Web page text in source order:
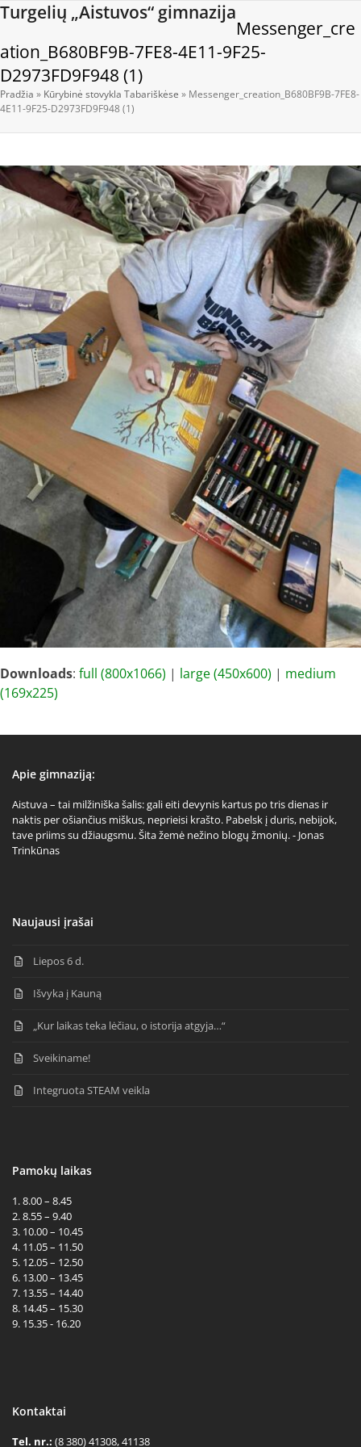
Skip
content
Turgelių „Aistuvos“ gimnazija
Open
mobile
menu
Close
mobile
menu
Messenger_cre
ation_B680BF9B-7FE8-4E11-9F25-
D2973FD9F948 (1)
Pradžia » Kūrybinė stovykla Tabariškėse » Messenger_creation_B680BF9B-7FE8-
4E11-9F25-D2973FD9F948 (1)
Downloads: full (800x1066) | large (450x600) | medium
(169x225)
Apie gimnaziją:
Aistuva – tai milžiniška šalis: gali eiti devynis kartus po tris dienas ir
naktis per ošiančius miškus, neprieisi krašto. Pabelsk į duris, nebijok,
tave priims su džiaugsmu. Šita žemė nežino blogų žmonių. - Jonas
Trinkūnas
Naujausi įrašai
Liepos 6 d.
Išvyka į Kauną
„Kur laikas teka lėčiau, o istorija atgyja…“
Sveikiname!
Integruota STEAM veikla
Pamokų laikas
1. 8.00 – 8.45
2. 8.55 – 9.40
3. 10.00 – 10.45
4. 11.05 – 11.50
5. 12.05 – 12.50
6. 13.00 – 13.45
7. 13.55 – 14.40
8. 14.45 – 15.30
9. 15.35 - 16.20
Kontaktai
Tel. nr.: (8 380) 41308, 41138